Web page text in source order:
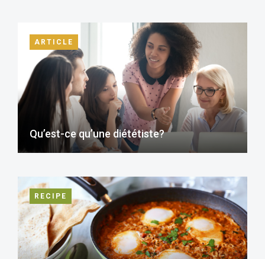
ARTICLE
Qu’est-ce qu’une diététiste?
RECIPE